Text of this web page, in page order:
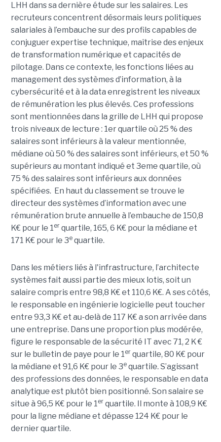
LHH dans sa dernière étude sur les salaires. Les
recruteurs concentrent désormais leurs politiques
salariales à l’embauche sur des profils capables de
conjuguer expertise technique, maîtrise des enjeux
de transformation numérique et capacités de
pilotage. Dans ce contexte, les fonctions liées au
management des systèmes d’information, à la
cybersécurité et à la data enregistrent les niveaux
de rémunération les plus élevés. Ces professions
sont mentionnées dans la grille de LHH qui propose
trois niveaux de lecture : 1er quartile où 25 % des
salaires sont inférieurs à la valeur mentionnée,
médiane où 50 % des salaires sont inférieurs, et 50 %
supérieurs au montant indiqué et 3eme quartile, où
75 % des salaires sont inférieurs aux données
spécifiées. En haut du classement se trouve le
directeur des systèmes d’information avec une
rémunération brute annuelle à l’embauche de 150,8
K€ pour le 1er quartile, 165, 6 K€ pour la médiane et
171 K€ pour le 3equartile.
Dans les métiers liés à l'infrastructure, l’architecte
systèmes fait aussi partie des mieux lotis, soit un
salaire compris entre 98,8 K€ et 110,6 K€. A ses côtés,
le responsable en ingénierie logicielle peut toucher
entre 93,3 K€ et au-delà de 117 K€ a son arrivée dans
une entreprise. Dans une proportion plus modérée,
figure le responsable de la sécurité IT avec 71, 2 K €
sur le bulletin de paye pour le 1er quartile, 80 K€ pour
la médiane et 91,6 K€ pour le 3equartile. S’agissant
des professions des données, le responsable en data
analytique est plutôt bien positionné. Son salaire se
situe à 96,5 K€ pour le 1er quartile. Il monte à 108,9 K€
pour la ligne médiane et dépasse 124 K€ pour le
dernier quartile.